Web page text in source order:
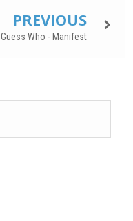
PREVIOUS
Guess Who - Manifest